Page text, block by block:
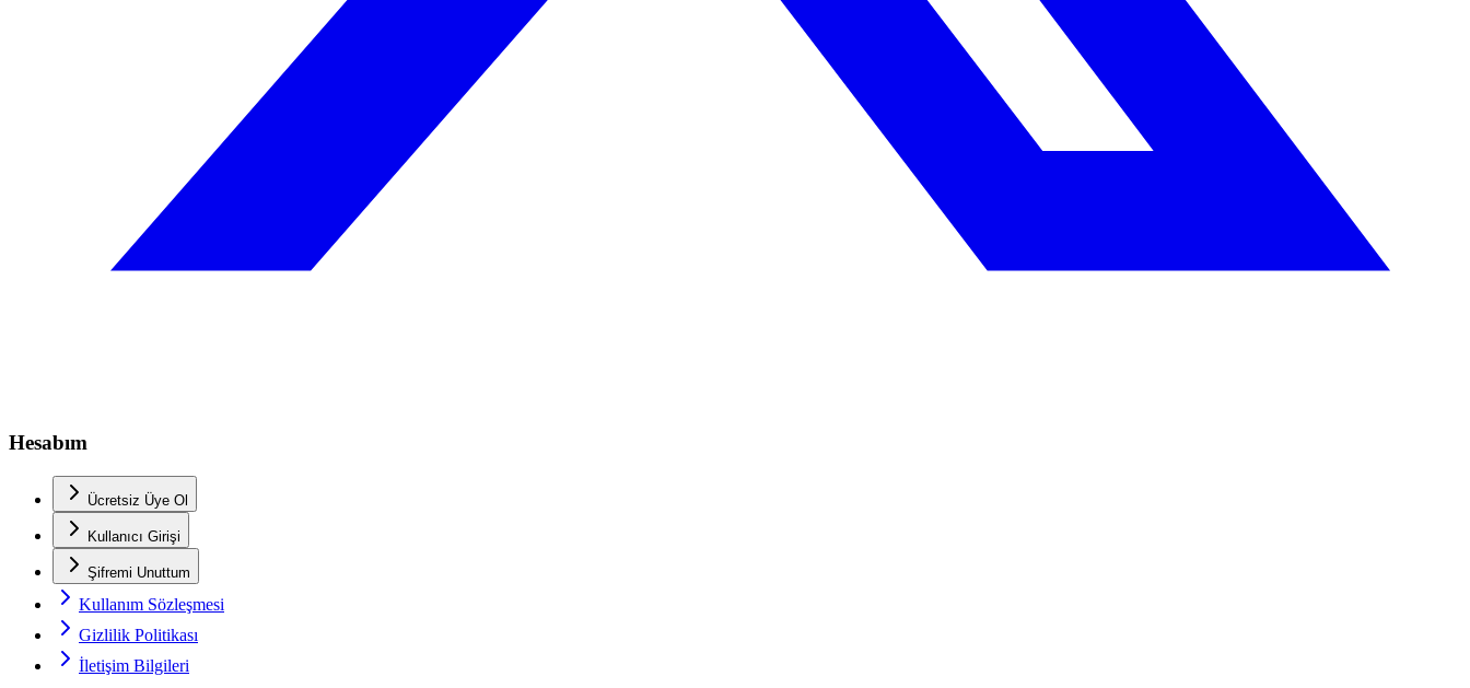
Hesabım
Ücretsiz Üye Ol
Kullanıcı Girişi
Şifremi Unuttum
Kullanım Sözleşmesi
Gizlilik Politikası
İletişim Bilgileri